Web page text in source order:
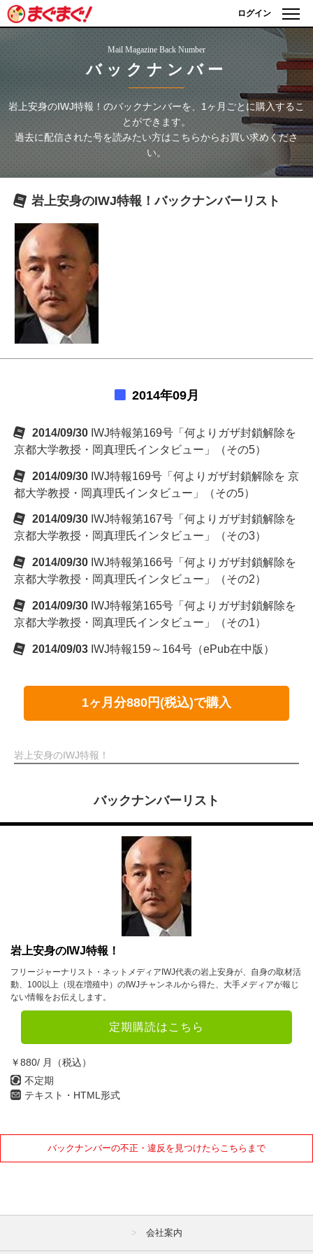
ログイン
Mail Magazine Back Number
バックナンバー
岩上安身のIWJ特報！ のバックナンバーを、1ヶ月ごとに購入するこ
とができます。
過去に配信された号を読みたい方はこちらからお買い求めくださ
い。
岩上安身のIWJ特報！バックナンバーリスト
2014年09月
2014/09/30 IWJ特報第169号「何よりガザ封鎖解除を
京都大学教授・岡真理氏インタビュー」（その5）
2014/09/30 IWJ特報169号「何よりガザ封鎖解除を 京
都大学教授・岡真理氏インタビュー」（その5）
2014/09/30 IWJ特報第167号「何よりガザ封鎖解除を
京都大学教授・岡真理氏インタビュー」（その3）
2014/09/30 IWJ特報第166号「何よりガザ封鎖解除を
京都大学教授・岡真理氏インタビュー」（その2）
2014/09/30 IWJ特報第165号「何よりガザ封鎖解除を
京都大学教授・岡真理氏インタビュー」（その1）
2014/09/03 IWJ特報159～164号（ePub在中版）
1ヶ月分880円(税込)で購入
岩上安身のIWJ特報！
バックナンバーリスト
岩上安身のIWJ特報！
フリージャーナリスト・ネットメディアIWJ代表の岩上安身が、自身の取材活
動、100以上（現在増殖中）のIWJチャンネルから得た、大手メディアが報じ
ない情報をお伝えします。
定期購読はこちら
￥880/ 月（税込）
不定期
テキスト・HTML形式
バックナンバーの不正・違反を見つけたらこちらまで
会社案内